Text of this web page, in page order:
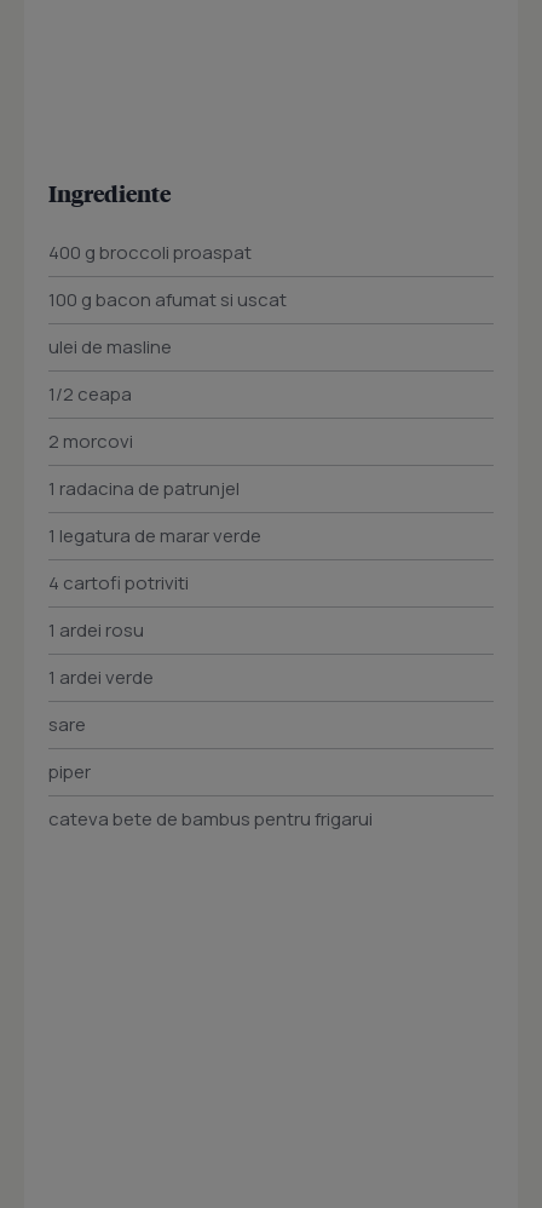
Ingrediente
400 g broccoli proaspat
100 g bacon afumat si uscat
ulei de masline
1/2 ceapa
2 morcovi
1 radacina de patrunjel
1 legatura de marar verde
4 cartofi potriviti
1 ardei rosu
1 ardei verde
sare
piper
cateva bete de bambus pentru frigarui